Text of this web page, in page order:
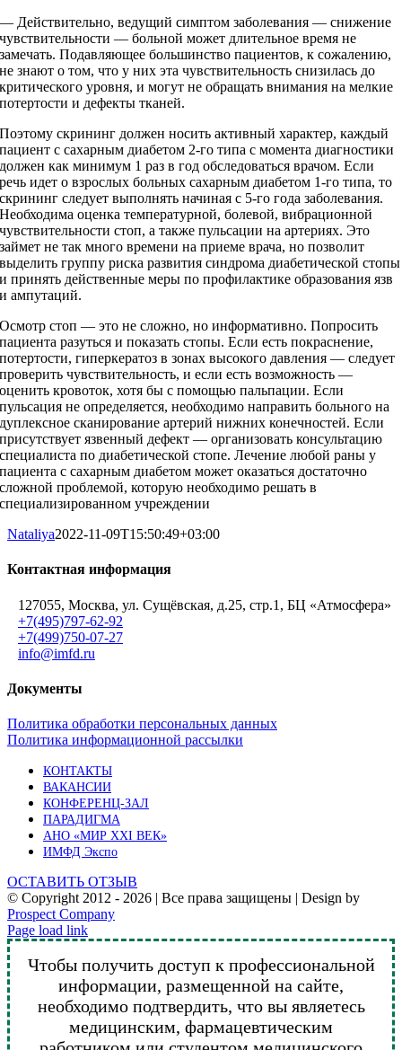
— Действительно, ведущий симптом заболевания — снижение
чувствительности — больной может длительное время не
замечать. Подавляющее большинство пациентов, к сожалению,
не знают о том, что у них эта чувствительность снизилась до
критического уровня, и могут не обращать внимания на мелкие
потертости и дефекты тканей.
Поэтому скрининг должен носить активный характер, каждый
пациент с сахарным диабетом 2‑го типа с момента диагностики
должен как минимум 1 раз в год обследоваться врачом. Если
речь идет о взрослых больных сахарным диабетом 1‑го типа, то
скрининг следует выполнять начиная с 5‑го года заболевания.
Необходима оценка температурной, болевой, вибрационной
чувствительности стоп, а также пульсации на артериях. Это
займет не так много времени на приеме врача, но позволит
выделить группу риска развития синдрома диабетической стопы
и принять действенные меры по профилактике образования язв
и ампутаций.
Осмотр стоп — это не сложно, но информативно. Попросить
пациента разуться и показать стопы. Если есть покраснение,
потертости, гиперкератоз в зонах высокого давления — следует
проверить чувствительность, и если есть возможность —
оценить кровоток, хотя бы с помощью пальпации. Если
пульсация не определяется, необходимо направить больного на
дуплексное сканирование артерий нижних конечностей. Если
присутствует язвенный дефект — организовать консультацию
специалиста по диабетической стопе. Лечение любой раны у
пациента с сахарным диабетом может оказаться достаточно
сложной проблемой, которую необходимо решать в
специализированном учреждении
Nataliya2022-11-09T15:50:49+03:00
Контактная информация
127055, Москва, ул. Сущёвская, д.25, стр.1, БЦ «Атмосфера»
+7(495)797-62-92
+7(499)750-07-27
info@imfd.ru
Документы
Политика обработки персональных данных
Политика информационной рассылки
КОНТАКТЫ
ВАКАНСИИ
КОНФЕРЕНЦ-ЗАЛ
ПАРАДИГМА
АНО «МИР XXI ВЕК»
ИМФД Экспо
ОСТАВИТЬ ОТЗЫВ
© Copyright 2012 - 2026 | Все права защищены | Design by
Prospect Company
Vk
Telegram
YouTube
Email
Page load link
Чтобы получить доступ к профессиональной
информации, размещенной на сайте,
необходимо подтвердить, что вы являетесь
медицинским, фармацевтическим